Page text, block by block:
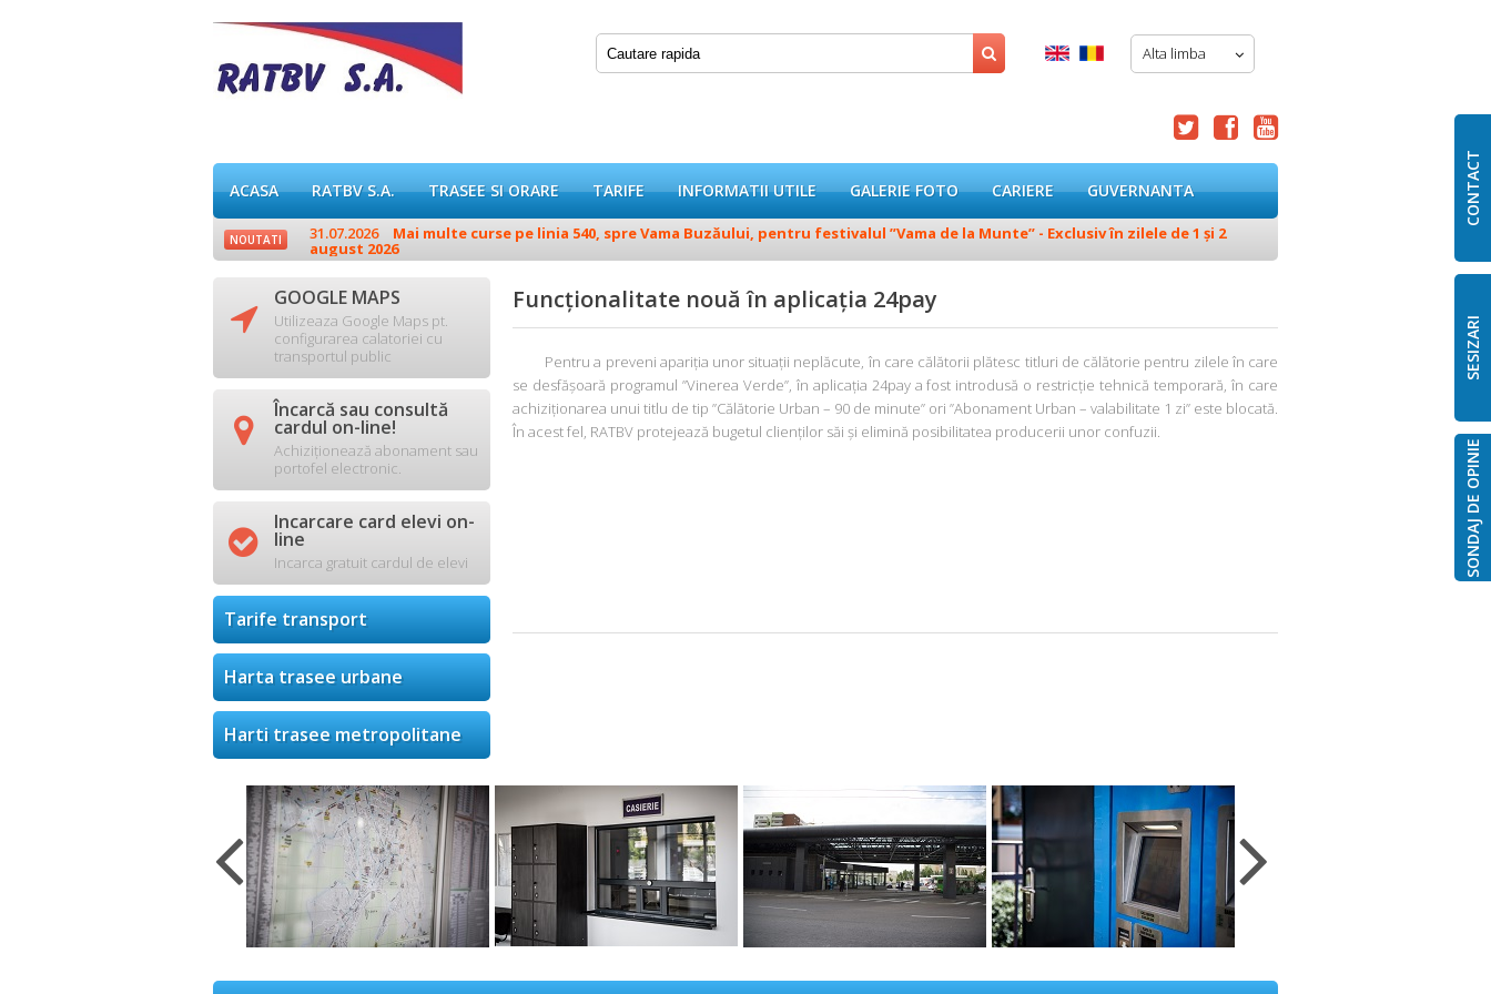
CONTACT
SESIZARI
SONDAJ DE OPINIE
 Alta limba
  
ACASA RATBV S.A. TRASEE SI ORARE TARIFE INFORMATII UTILE GALERIE FOTO CARIERE GUVERNANTA
NOUTATI 31.07.2026 Mai multe curse pe linia 540, spre Vama Buzăului, pentru festivalul ”Vama de la Munte” - Exclusiv în zilele de 1 și 2
august 2026
 GOOGLE MAPS
Utilizeaza Google Maps pt.
configurarea calatoriei cu
transportul public
 Încarcă sau consultă
cardul on-line!
Achiziționează abonament sau
portofel electronic.
 Incarcare card elevi on-
line
Incarca gratuit cardul de elevi
Tarife transport
Harta trasee urbane
Harti trasee metropolitane
Funcționalitate nouă în aplicația 24pay
Pentru a preveni apariția unor situații neplăcute, în care călătorii plătesc titluri de călătorie pentru zilele în care
se desfășoară programul ”Vinerea Verde”, în aplicația 24pay a fost introdusă o restricție tehnică temporară, în care
achiziționarea unui titlu de tip ”Călătorie Urban – 90 de minute” ori ”Abonament Urban – valabilitate 1 zi” este blocată.
În acest fel, RATBV protejează bugetul clienților săi și elimină posibilitatea producerii unor confuzii.